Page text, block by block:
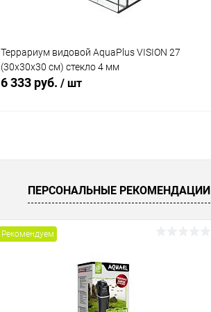
Террариум видовой AquaPlus VISION 27
(30х30х30 см) стекло 4 мм
6 333 руб. / шт
В наличии
ПЕРСОНАЛЬНЫЕ РЕКОМЕНДАЦИИ
Рекомендуем